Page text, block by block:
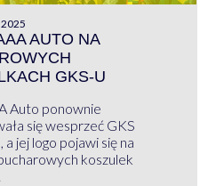
AUTO NA
GKS-U
Auto ponownie
się wesprzeć GKS
jej logo pojawi się na
koszulek